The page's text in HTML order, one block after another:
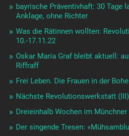
bayrische Präventivhaft: 30 Tage
Anklage, ohne Richter
Was die Rätinnen wollten:
10.-17.11.22
Oskar Maria Graf bleibt aktuell:
Riffraff
Frei Leben. Die Frauen in der
Nächste Revolutionswerkstatt
Dreieinhalb Wochen im
Der singende Tresen: